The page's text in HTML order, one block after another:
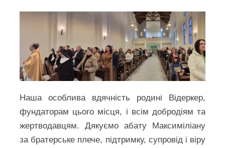
Наша особлива вдячність родині Відеркер,
фундаторам цього місця, і всім добродіям та
жертводавцям. Дякуємо абату Максиміліану
за братерське плече, підтримку, супровід і віру